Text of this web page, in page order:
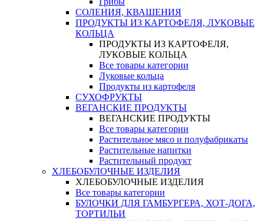
СОЛЕНИЯ, КВАШЕНИЯ
ПРОДУКТЫ ИЗ КАРТОФЕЛЯ, ЛУКОВЫЕ
КОЛЬЦА
ПРОДУКТЫ ИЗ КАРТОФЕЛЯ,
ЛУКОВЫЕ КОЛЬЦА
Все товары категории
Луковые кольца
Продукты из картофеля
СУХОФРУКТЫ
ВЕГАНСКИЕ ПРОДУКТЫ
ВЕГАНСКИЕ ПРОДУКТЫ
Все товары категории
Растительное мясо и полуфабрикаты
Растительные напитки
Растительный продукт
ХЛЕБОБУЛОЧНЫЕ ИЗДЕЛИЯ
ХЛЕБОБУЛОЧНЫЕ ИЗДЕЛИЯ
Все товары категории
БУЛОЧКИ ДЛЯ ГАМБУРГЕРА, ХОТ-ДОГА,
ТОРТИЛЬИ